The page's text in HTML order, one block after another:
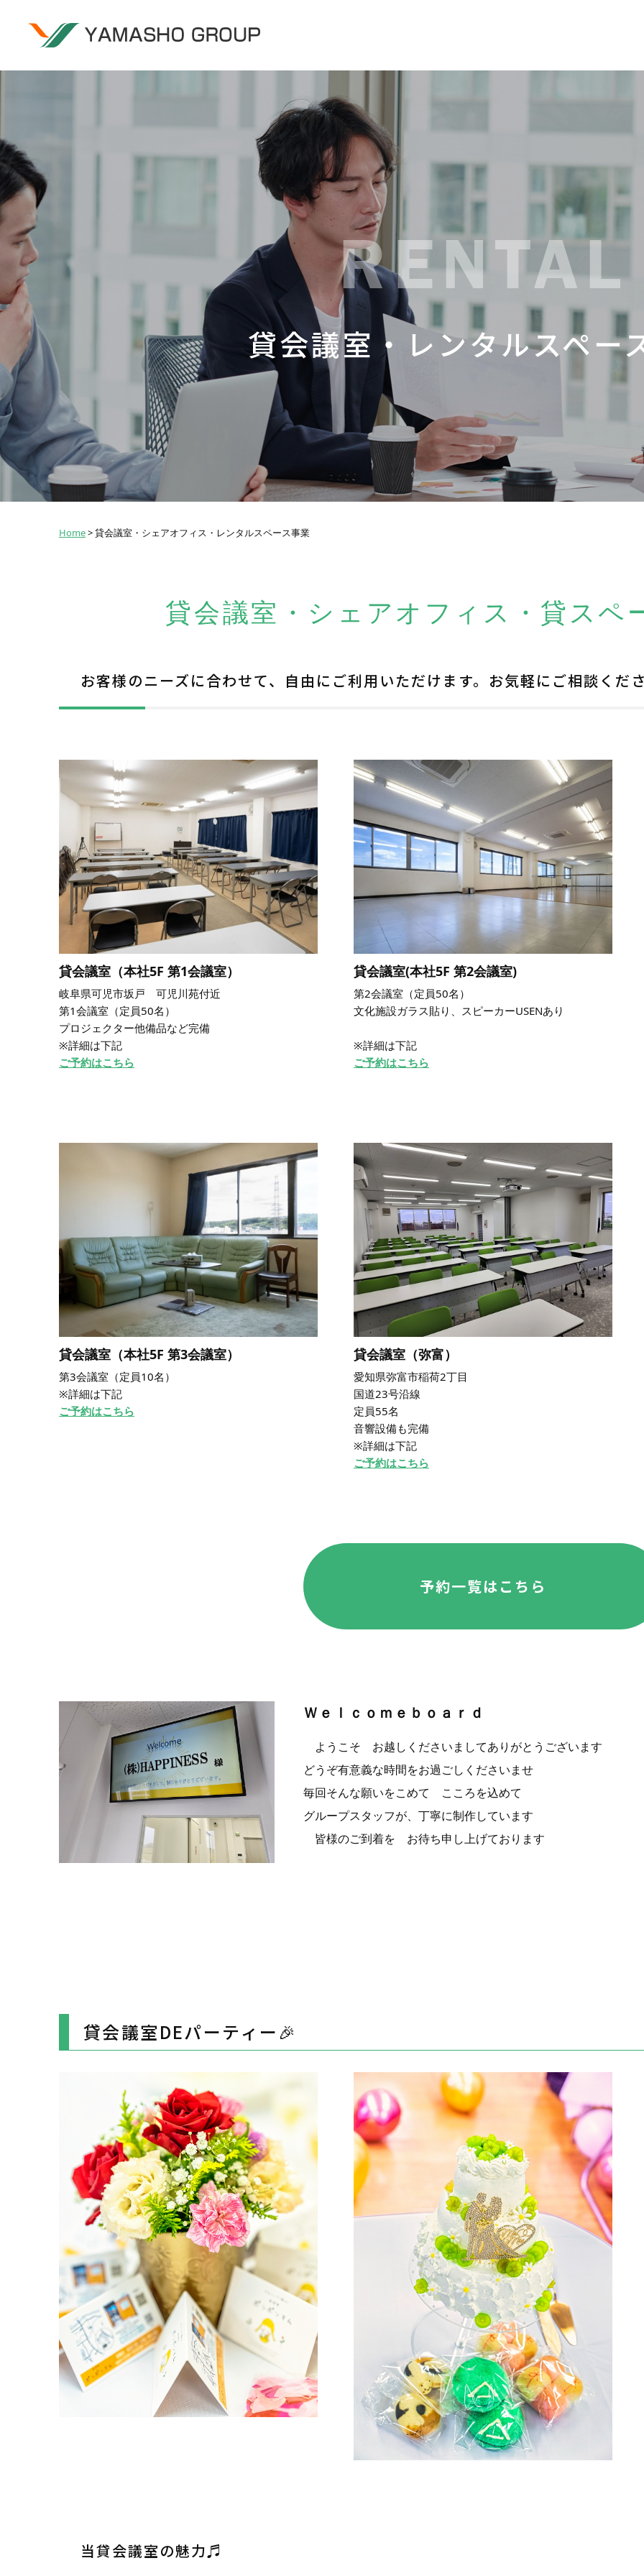
RENTAL
貸会議室・レンタルスペー
Home>貸会議室・シェアオフィス・レンタルスペース事業
貸会議室・シェアオフィス・貸スペ
お客様のニーズに合わせて、自由にご利用いただけます。お気軽にご相談くだ
貸会議室（本社5F 第1会議室）
岐阜県可児市坂戸 可児川苑付近
第1会議室（定員50名）
プロジェクター他備品など完備
※詳細は下記
ご予約はこちら
貸会議室(本社5F 第2会議室)
第2会議室（定員50名）
文化施設ガラス貼り、スピーカーUSENあり
※詳細は下記
ご予約はこちら
貸会議室（本社5F 第3会議室）
第3会議室（定員10名）
※詳細は下記
ご予約はこちら
貸会議室（弥富）
愛知県弥富市稲荷2丁目
国道23号沿線
定員55名
音響設備も完備
※詳細は下記
ご予約はこちら
予約一覧はこちら
Ｗｅｌｃｏｍｅｂｏａｒｄ
ようこそ お越しくださいましてありがとうございます
どうぞ有意義な時間をお過ごしくださいませ
毎回そんな願いをこめて こころを込めて
グループスタッフが、丁寧に制作しています
皆様のご到着を お待ち申し上げております
貸会議室DEパーティー🎉
当貸会議室の魅力♬